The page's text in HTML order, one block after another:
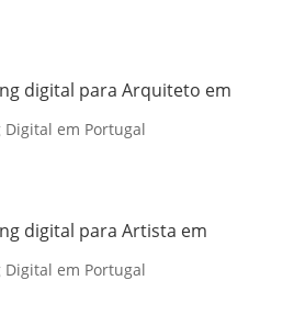
digital para Arquiteto em
em Portugal
digital para Artista em
em Portugal